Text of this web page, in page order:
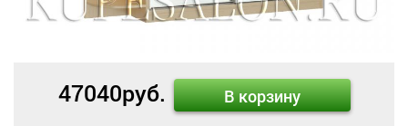
47040руб. В корзину